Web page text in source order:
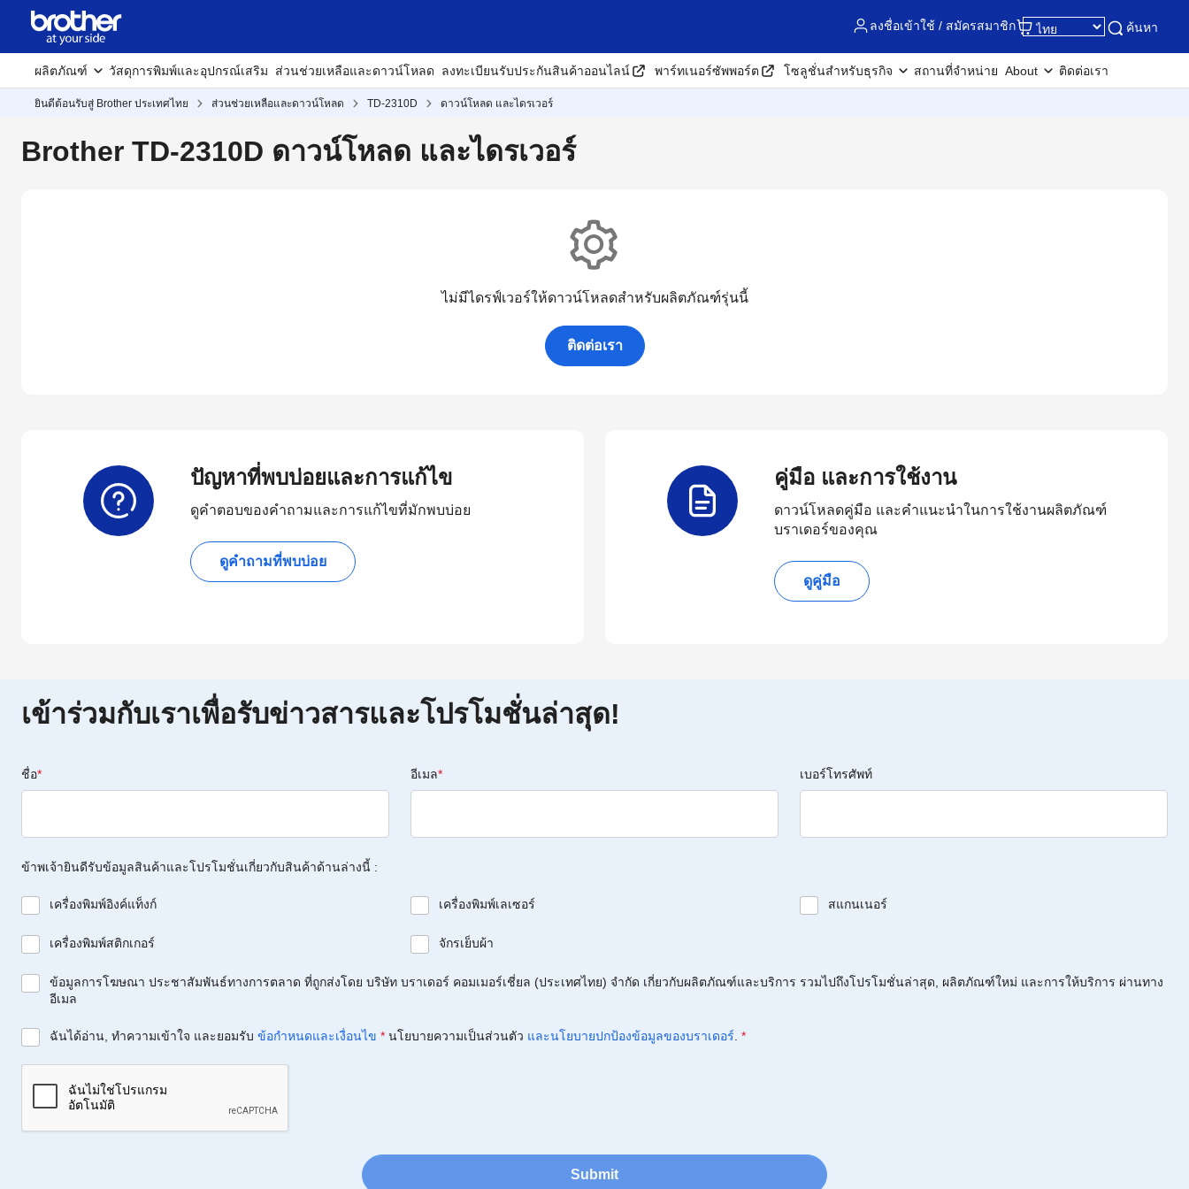
ลงชื่อเข้าใช้ / สมัครสมาชิก ค้นหา
ผลิตภัณฑ์ วัสดุการพิมพ์และอุปกรณ์เสริม ส่วนช่วยเหลือและดาวน์โหลด ลงทะเบียนรับประกันสินค้าออนไลน์ พาร์ทเนอร์ซัพพอร์ต โซลูชั่นสำหรับธุรกิจ สถานที่จำหน่าย About ติดต่อเรา
ยินดีต้อนรับสู่ Brother ประเทศไทย ส่วนช่วยเหลือและดาวน์โหลด TD-2310D ดาวน์โหลด และไดรเวอร์
Brother TD-2310D ดาวน์โหลด และไดรเวอร์
ไม่มีไดรฟ์เวอร์ให้ดาวน์โหลดสำหรับผลิตภัณฑ์รุ่นนี้
ติดต่อเรา
ปัญหาที่พบบ่อยและการแก้ไข
ดูคำตอบของคำถามและการแก้ไขที่มักพบบ่อย
ดูคำถามที่พบบ่อย
คู่มือ และการใช้งาน
ดาวน์โหลดคู่มือ และคำแนะนำในการใช้งานผลิตภัณฑ์
บราเดอร์ของคุณ
ดูคู่มือ
เข้าร่วมกับเราเพื่อรับข่าวสารและโปรโมชั่นล่าสุด!
ชื่อ* อีเมล* เบอร์โทรศัพท์
ข้าพเจ้ายินดีรับข้อมูลสินค้าและโปรโมชั่นเกี่ยวกับสินค้าด้านล่างนี้ :
เครื่องพิมพ์อิงค์แท็งก์ เครื่องพิมพ์เลเซอร์ สแกนเนอร์
เครื่องพิมพ์สติกเกอร์ จักรเย็บผ้า
ข้อมูลการโฆษณา ประชาสัมพันธ์ทางการตลาด ที่ถูกส่งโดย บริษัท บราเดอร์ คอมเมอร์เชี่ยล (ประเทศไทย) จำกัด เกี่ยวกับผลิตภัณฑ์และบริการ รวมไปถึงโปรโมชั่นล่าสุด, ผลิตภัณฑ์ใหม่ และการให้บริการ ผ่านทาง
อีเมล
ฉันได้อ่าน, ทำความเข้าใจ และยอมรับ ข้อกำหนดและเงื่อนไข * นโยบายความเป็นส่วนตัว และนโยบายปกป้องข้อมูลของบราเดอร์ *
Submit